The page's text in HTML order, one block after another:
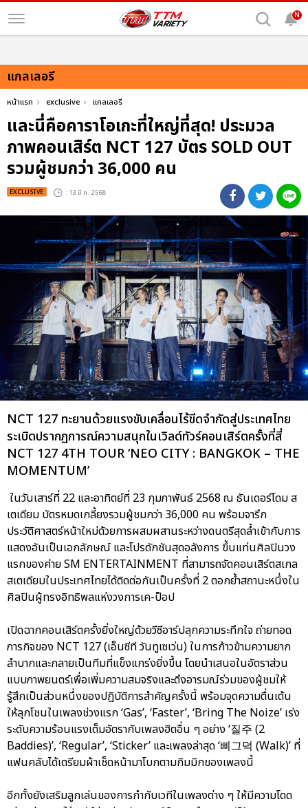
N
แกลเลอรี
หน้าแรก exclusive แกลเลอรี
และนี่คือคาราโอเกะที่ใหญ่ที่สุด! ประมวล
ภาพคอนเสิร์ต NCT 127 บัตร SOLD OUT
รวมผู้ชมกว่า 36,000 คน
EXCLUSIVE : 13 มี.ค. 2568
NCT 127 ทะยานด้วยแรงขับเคลื่อนไร้ขีดจำกัดสู่ประเทศไทย
ระเบิดปรากฏการณ์ความสนุกในเวิลด์ทัวร์คอนเสิร์ตครั้งที่สี่
NCT 127 4TH TOUR ‘NEO CITY : BANGKOK – THE
MOMENTUM’
ในวันเสาร์ที่ 22 และอาทิตย์ที่ 23 กุมภาพันธ์ 2568 ณ ธันเดอร์โดม ส
เตเดียม บัตรหมดเกลี้ยงรวมผู้ชมกว่า 36,000 คน พร้อมจารึก
ประวัติศาสตร์หน้าใหม่ด้วยการผสมผสานระหว่างดนตรีสุดล้ำเข้ากับการ
แสดงอันเป็นเอกลักษณ์ และโปรดักชันสุดอลังการ ขึ้นแท่นศิลปินวง
แรกของค่าย SM ENTERTAINMENT ที่สามารถจัดคอนเสิร์ตสเกล
สเตเดียมในประเทศไทยได้ติดต่อกันเป็นครั้งที่ 2 ตอกย้ำสถานะหนึ่งใน
ศิลปินผู้ทรงอิทธิพลแห่งวงการเค-ป็อป
เปิดฉากคอนเสิร์ตครั้งยิ่งใหญ่ด้วยวีซีอาร์ปลุกความระทึกใจ ถ่ายทอด
ภารกิจของ NCT 127 (เอ็นซีที วันทูเซเว่น) ในการก้าวข้ามความยาก
ลำบากและกลายเป็นทีมที่แข็งแกร่งยิ่งขึ้น โดยนำเสนอในอัตราส่วน
แบบภาพยนตร์เพื่อเพิ่มความสมจริงและดึงอารมณ์ร่วมของผู้ชมให้
รู้สึกเป็นส่วนหนึ่งของปฏิบัติการสำคัญครั้งนี้ พร้อมจุดความตื่นเต้น
ให้ลุกโชนในเพลงช่วงแรก ‘Gas’, ‘Faster’, ‘Bring The Noize’ เร่ง
ระดับความร้อนแรงเต็มอัตรากับเพลงฮิตอื่น ๆ อย่าง ‘질주 (2
Baddies)’, ‘Regular’, ‘Sticker’ และเพลงล่าสุด ‘삐그덕 (Walk)’ ที่
แฟนคลับได้เตรียมผ้าเช็ดหน้ามาโบกตามกิมมิกของเพลงนี้
อีกทั้งยังเสริมลูกเล่นของการกำกับเวทีในเพลงต่าง ๆ ให้มีความโดด